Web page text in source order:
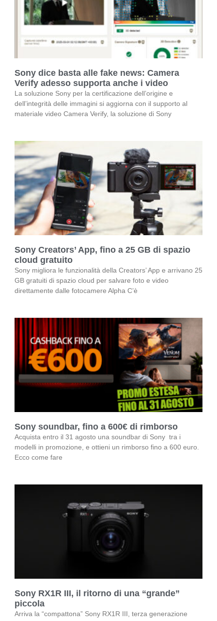
Sony dice basta alle fake news: Camera
Verify adesso supporta anche i video
La soluzione Sony per la certificazione dell’origine e
dell’integrità delle immagini si aggiorna con il supporto al
materiale video Camera Verify, la soluzione di Sony
Sony Creators’ App, fino a 25 GB di spazio
cloud gratuito
Sony migliora le funzionalità della Creators’ App e arrivano 25
GB gratuiti di spazio cloud per salvare foto e video
direttamente dalle fotocamere Alpha C’è
Sony soundbar, fino a 600€ di rimborso
Acquista entro il 31 agosto una soundbar di Sony tra i
modelli in promozione, e ottieni un rimborso fino a 600 euro.
Ecco come fare
Sony RX1R III, il ritorno di una “grande”
piccola
Arriva la “compattona” Sony RX1R III, terza generazione